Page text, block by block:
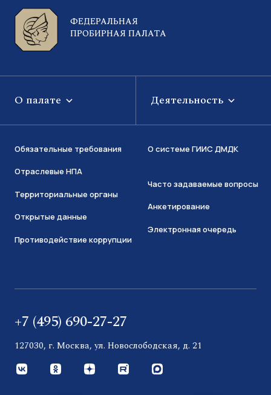
ФЕДЕРАЛЬНАЯ
ПРОБИРНАЯ ПАЛАТА
О палате Деятельность
Обязательные требования
Отраслевые НПА
Территориальные органы
Открытые данные
Противодействие коррупции
О системе ГИИС ДМДК
Часто задаваемые вопросы
Анкетирование
Электронная очередь
+7 (495) 690-27-27
127030, г. Москва, ул. Новослободская, д. 21